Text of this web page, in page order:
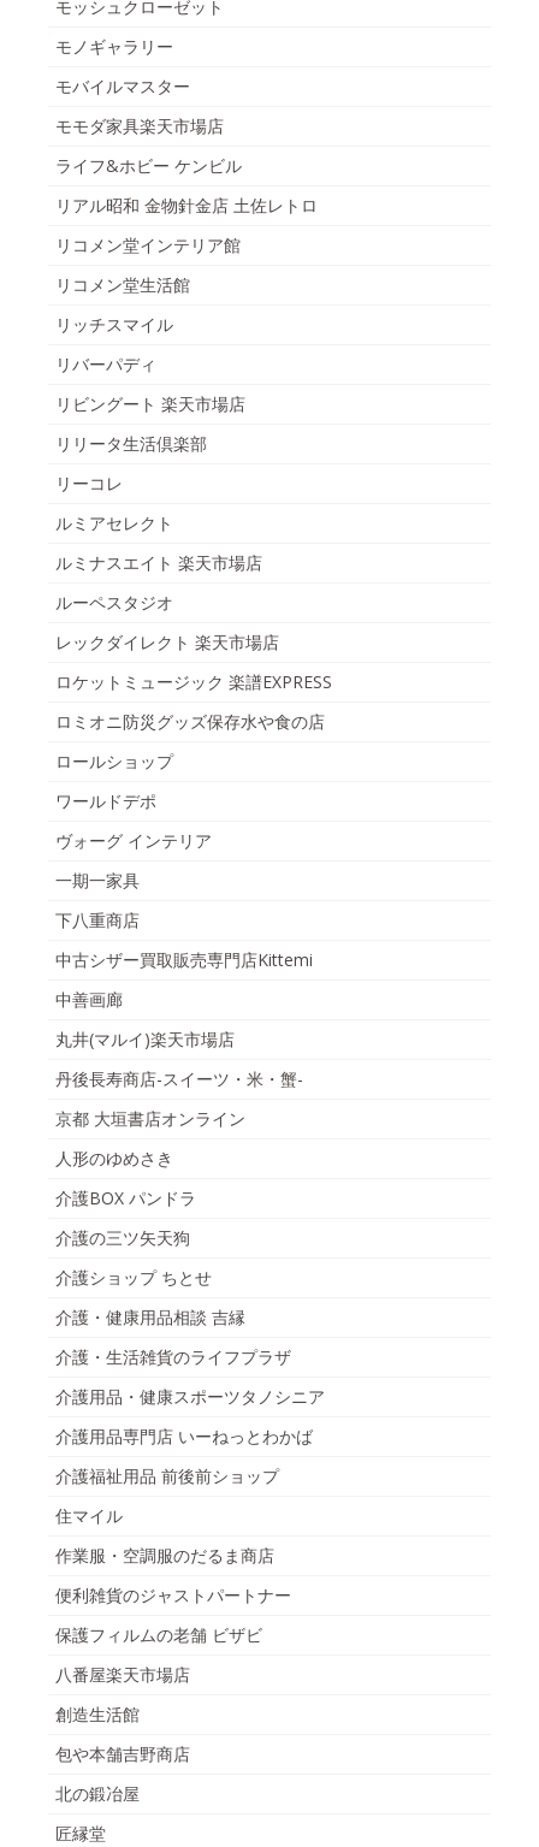
モッシュクローゼット
モノギャラリー
モバイルマスター
モモダ家具楽天市場店
ライフ&ホビー ケンビル
リアル昭和 金物針金店 土佐レトロ
リコメン堂インテリア館
リコメン堂生活館
リッチスマイル
リバーパディ
リビングート 楽天市場店
リリータ生活倶楽部
リーコレ
ルミアセレクト
ルミナスエイト 楽天市場店
ルーペスタジオ
レックダイレクト 楽天市場店
ロケットミュージック 楽譜EXPRESS
ロミオニ防災グッズ保存水や食の店
ロールショップ
ワールドデポ
ヴォーグ インテリア
一期一家具
下八重商店
中古シザー買取販売専門店Kittemi
中善画廊
丸井(マルイ)楽天市場店
丹後長寿商店-スイーツ・米・蟹-
京都 大垣書店オンライン
人形のゆめさき
介護BOX パンドラ
介護の三ツ矢天狗
介護ショップ ちとせ
介護・健康用品相談 吉縁
介護・生活雑貨のライフプラザ
介護用品・健康スポーツタノシニア
介護用品専門店 いーねっとわかば
介護福祉用品 前後前ショップ
住マイル
作業服・空調服のだるま商店
便利雑貨のジャストパートナー
保護フィルムの老舗 ビザビ
八番屋楽天市場店
創造生活館
包や本舗吉野商店
北の鍛冶屋
匠縁堂